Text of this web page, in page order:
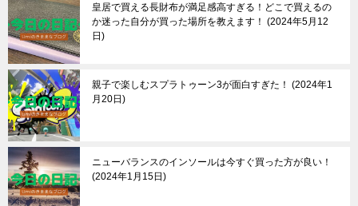
皇居で買える長財布が満足感高すぎる！どこで買えるの
か迷った自分が買った場所を教えます！
2024年5月12
日
親子で楽しむスプラトゥーン3が面白すぎた！
2024年1
月20日
ニューバランスのインソールは今すぐ買った方が良い！
2024年1月15日